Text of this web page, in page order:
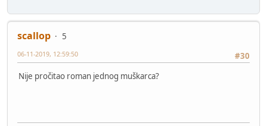
scallop
5
#30
06-11-2019, 12:59:50
Nije pročitao roman jednog muškarca?